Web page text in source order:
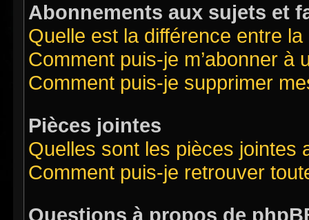
Abonnements aux sujets et
Quelle est la différence entre
Comment puis-je m’abonner
Comment puis-je supprimer
Pièces jointes
Quelles sont les pièces jointes
Comment puis-je retrouver
Questions à propos de